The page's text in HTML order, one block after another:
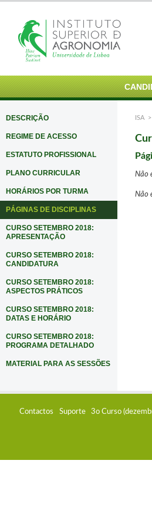
DESCRIÇÃO
REGIME DE ACESSO
ESTATUTO PROFISSIONAL
PLANO CURRICULAR
HORÁRIOS POR TURMA
PÁGINAS DE DISCIPLINAS
CURSO SETEMBRO 2018:
APRESENTAÇÃO
CURSO SETEMBRO 2018:
CANDIDATURA
CURSO SETEMBRO 2018:
ASPECTOS PRÁTICOS
CURSO SETEMBRO 2018:
DATAS E HORÁRIO
CURSO SETEMBRO 2018:
PROGRAMA DETALHADO
MATERIAL PARA AS SESSÕES
ISA >
Não
Não
Contactos Suporte 3o Curso